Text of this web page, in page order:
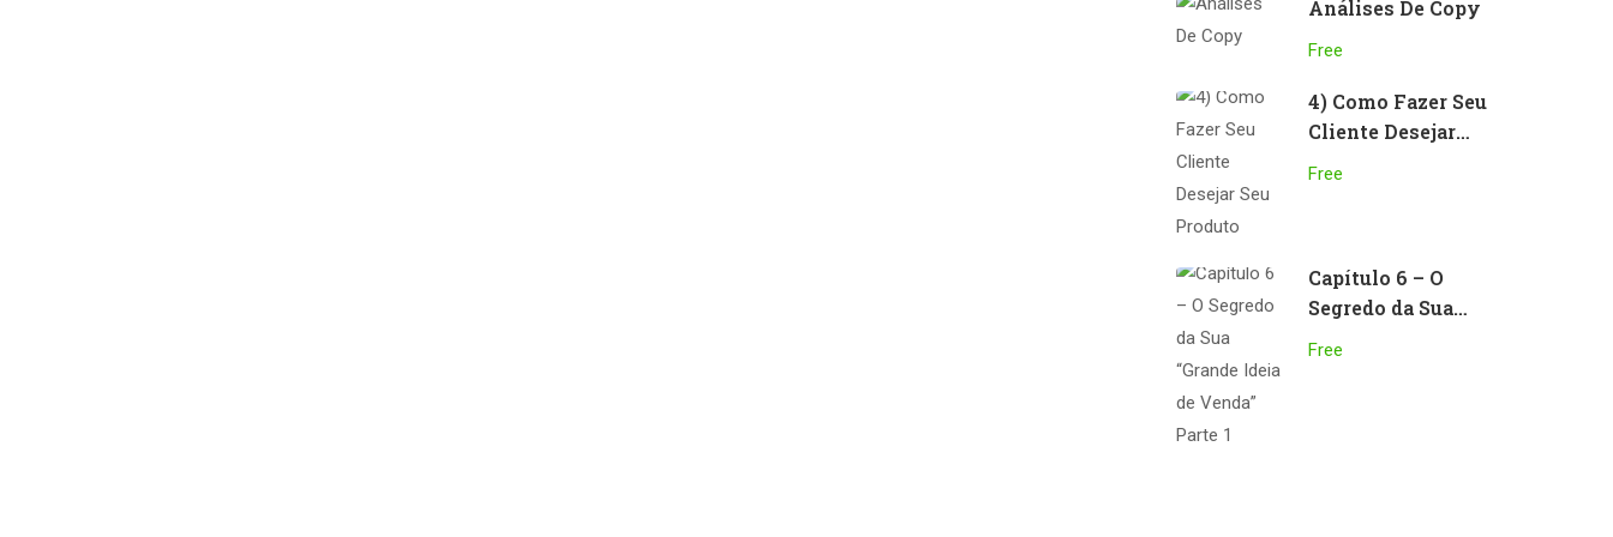
Análises De Copy
Free
4) Como Fazer Seu
Cliente Desejar
Seu Produto
Free
Capítulo 6 – O
Segredo da Sua
“Grande Ideia de
Free